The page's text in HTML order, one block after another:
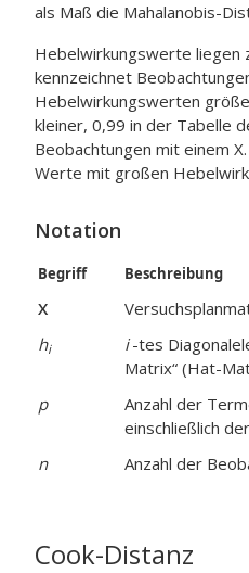
als Maß die Mahalanobis-
Hebelwirkungswerte liegen
kennzeichnet
Hebelwirkungswerten
kleiner, 0,99 in der Tabelle
Beobachtungen mit einem
Werte mit großen
Notation
Begriff Beschreibung
X
hi i -tes
Matrix“ (Hat-
p
Anzahl der
einschließlich
n
Anzahl der
Cook-Distanz